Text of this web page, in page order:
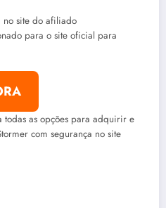
no site do afiliado
para o site oficial para
as opções para adquirir e
com segurança no site